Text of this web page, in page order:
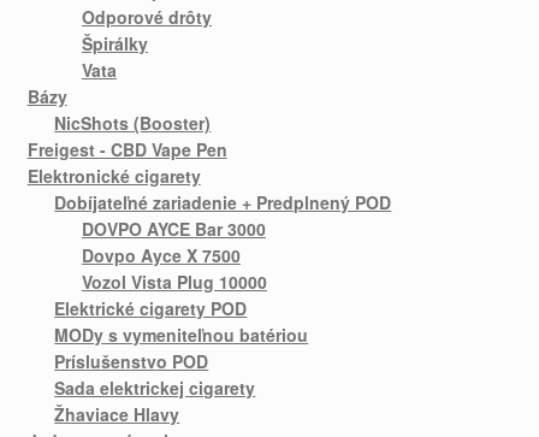
Odporové drôty
Špirálky
Vata
Bázy
NicShots (Booster)
Freigest - CBD Vape Pen
Elektronické cigarety
Dobíjateľné zariadenie + Predplnený POD
DOVPO AYCE Bar 3000
Dovpo Ayce X 7500
Vozol Vista Plug 10000
Elektrické cigarety POD
MODy s vymeniteľnou batériou
Príslušenstvo POD
Sada elektrickej cigarety
Žhaviace Hlavy